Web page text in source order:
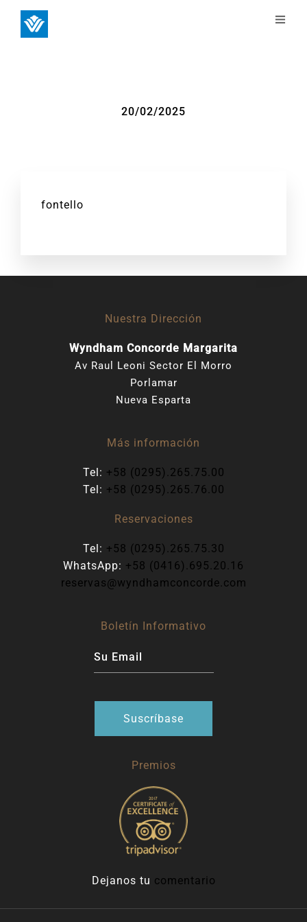
20/02/2025
fontello
Nuestra Dirección
Wyndham Concorde Margarita
Av Raul Leoni Sector El Morro
Porlamar
Nueva Esparta
Más información
Tel: +58 (0295).265.75.00
Tel: +58 (0295).265.76.00
Reservaciones
Tel: +58 (0295).265.75.30
WhatsApp: +58 (0416).695.20.16
reservas@wyndhamconcorde.com
Boletín Informativo
Premios
Dejanos tu comentario